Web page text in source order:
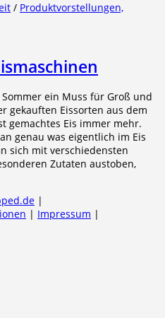
/ Produktvorstellungen,
ein Muss für Groß und
gekauften Eissorten aus dem
gemachtes Eis immer mehr.
genau was eigentlich im Eis
sich mit verschiedensten
Zutaten austoben,
|
| Impressum |